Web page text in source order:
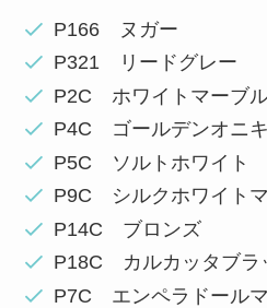
P166 ヌガー
P321 リードグレー
P2C ホワイトマーブ
P4C ゴールデンオニ
P5C ソルトホワイト
P9C シルクホワイト
P14C ブロンズ
P18C カルカッタブラ
P7C エンペラドール